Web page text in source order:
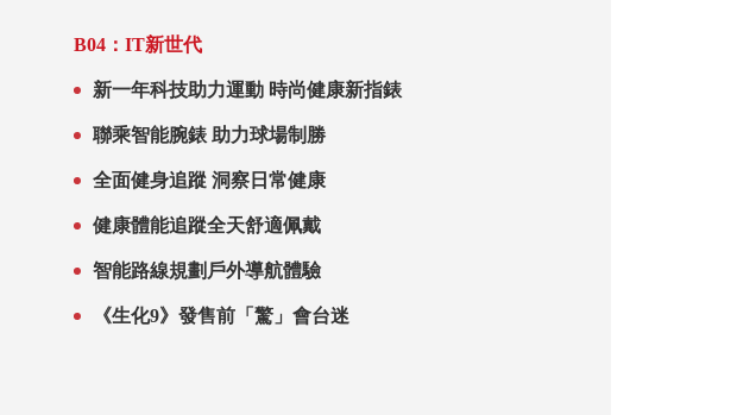
B04：IT新世代
新一年科技助力運動 時尚健康新指錶
聯乘智能腕錶 助力球場制勝
全面健身追蹤 洞察日常健康
健康體能追蹤全天舒適佩戴
智能路線規劃戶外導航體驗
《生化9》發售前「驚」會台迷